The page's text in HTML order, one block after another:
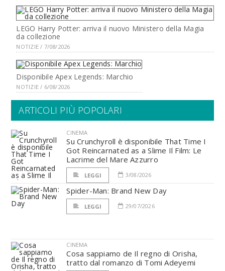
LEGO Harry Potter: arriva il nuovo Ministero della Magia
da collezione
NOTIZIE / 7/08/2026
Disponibile Apex Legends: Marchio
NOTIZIE / 6/08/2026
ARTICOLI PIÙ POPOLARI
CINEMA
Su Crunchyroll è disponibile That Time I
Got Reincarnated as a Slime Il Film: Le
Lacrime del Mare Azzurro
LEGGI 3/08/2026
Spider-Man: Brand New Day
LEGGI 29/07/2026
CINEMA
Cosa sappiamo de Il regno di Orisha,
tratto dal romanzo di Tomi Adeyemi